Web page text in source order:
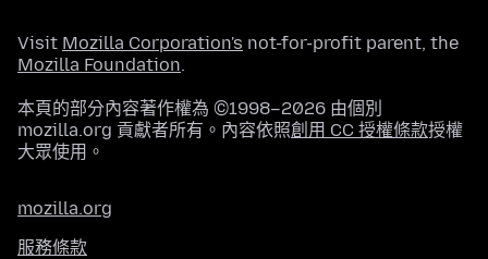
Visit Mozilla Corporation's not-for-profit parent, the
Mozilla Foundation.
本頁的部分內容著作權為 ©1998–2026 由個別
mozilla.org 貢獻者所有。內容依照創用 CC 授權條款授權
大眾使用。
mozilla.org
服務條款